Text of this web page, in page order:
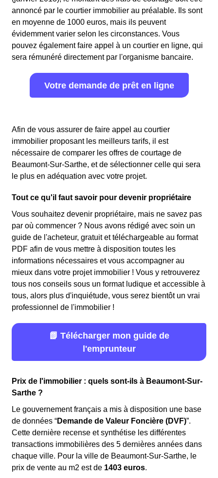
annoncé par le courtier immobilier au préalable. Ils sont
en moyenne de 1000 euros, mais ils peuvent
évidemment varier selon les circonstances. Vous
pouvez également faire appel à un courtier en ligne, qui
sera rémunéré directement par l'organisme bancaire.
Votre demande de prêt en ligne
Afin de vous assurer de faire appel au courtier
immobilier proposant les meilleurs tarifs, il est
nécessaire de comparer les offres de courtage de
Beaumont-Sur-Sarthe, et de sélectionner celle qui sera
le plus en adéquation avec votre projet.
Tout ce qu'il faut savoir pour devenir propriétaire
Vous souhaitez devenir propriétaire, mais ne savez pas
par où commencer ? Nous avons rédigé avec soin un
guide de l'acheteur, gratuit et téléchargeable au format
PDF afin de vous mettre à disposition toutes les
informations nécessaires et vous accompagner au
mieux dans votre projet immobilier ! Vous y retrouverez
tous nos conseils sous un format ludique et accessible à
tous, alors plus d'inquiétude, vous serez bientôt un vrai
professionnel de l'immobilier !
📗 Télécharger mon guide de
l'emprunteur
Prix de l'immobilier : quels sont-ils à Beaumont-Sur-
Sarthe ?
Le gouvernement français a mis à disposition une base
de données “Demande de Valeur Foncière (DVF)”.
Cette dernière recense et synthétise les différentes
transactions immobilières des 5 dernières années dans
chaque ville. Pour la ville de Beaumont-Sur-Sarthe, le
prix de vente au m2 est de 1403 euros.